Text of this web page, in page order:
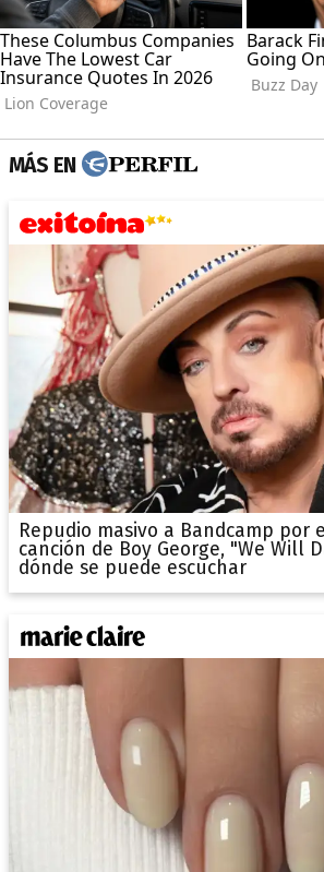
MÁS EN
Repudio masivo a Bandcamp por
canción de Boy George, "We Will
dónde se puede escuchar